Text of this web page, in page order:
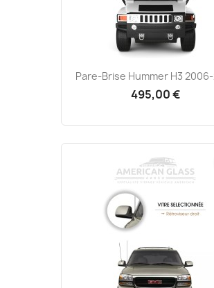
Pare-Brise Hummer H3
495,00 €